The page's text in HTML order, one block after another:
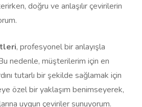
doğru ve anlaşılır çevirilerin
, profesyonel bir anlayışla
nedenle, müşterilerim için en
tutarlı bir şekilde sağlamak için
özel bir yaklaşım benimseyerek,
uygun çeviriler sunuyorum.